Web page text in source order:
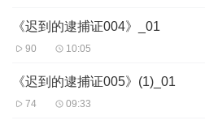
《迟到的逮捕证004》_01
90 10:05
《迟到的逮捕证005》(1)_01
74 09:33